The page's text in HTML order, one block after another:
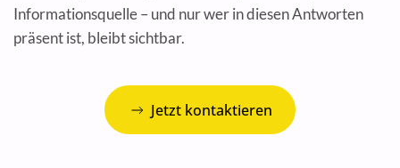
Informationsquelle – und nur wer in diesen Antworten
präsent ist, bleibt sichtbar.
Jetzt kontaktieren